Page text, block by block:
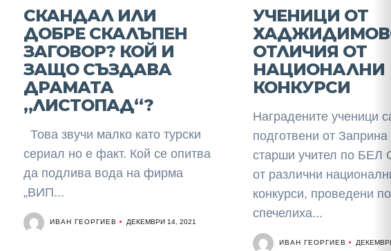
СКАНДАЛ ИЛИ
ДОБРЕ СКАЛЪПЕН
ЗАГОВОР? КОЙ И
ЗАЩО СЪЗДАВА
ДРАМАТА
„ЛИСТОПАД“?
Това звучи малко като турски
сериал но е факт. Кой се опитва
да подлива вода на фирма
„ВИП...
ИВАН ГЕОРГИЕВ ДЕКЕМВРИ 14, 2021
УЧЕНИЦИ ОТ
ОТЛИЧИЯ ОТ
НАЦИОНАЛНИ
КОНКУРСИ
Наградените ученици
подготвени от
старши учител по БЕЛ
от различни
конкурси, проведени
спечелиха...
ИВАН ГЕОРГИЕВ